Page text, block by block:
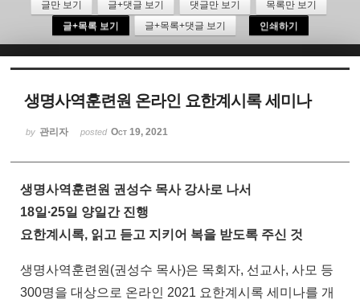
글만 보기 글+댓글 보기 댓글만 보기
목록만 보기
글+목록 보기
글+목록+댓글 보기 인쇄하기
생명사역훈련원 온라인 요한계시록 세미나
by 관리자 posted Oct 19, 2021
생명사역훈련원 권성수 목사 강사로 나서
18일∙25일 양일간 진행
요한계시록, 읽고 듣고 지키어 복을 받도록 주신 것
생명사역훈련원(권성수 목사)은 목회자, 선교사, 사모 등
300명을 대상으로 온라인 2021 요한계시록 세미나를 개
Sketchbook5, 스케치북5
Sketchbook5, 스케치북5